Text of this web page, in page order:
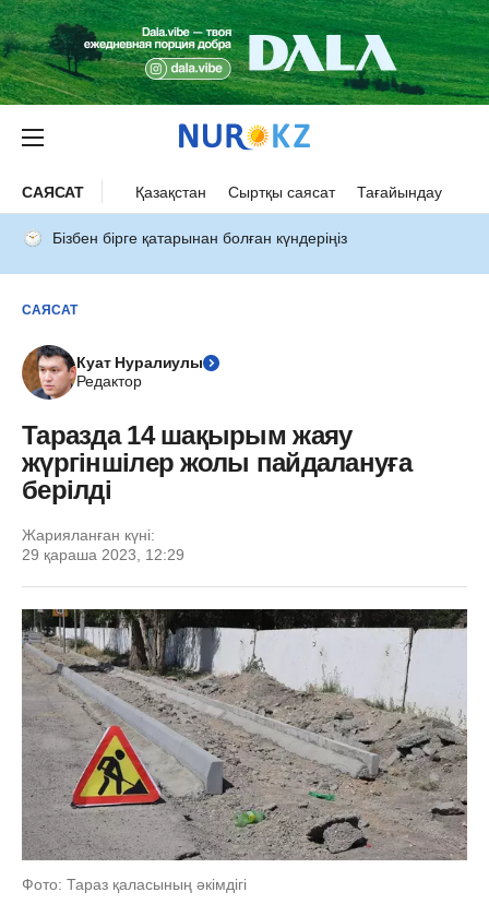
САЯСАТ Қазақстан Сыртқы саясат Тағайындау
Бізбен бірге қатарынан болған күндеріңіз
САЯСАТ
Куат Нуралиулы
Редактор
Таразда 14 шақырым жаяу
жүргіншілер жолы пайдалануға
берілді
Жарияланған күні:
29 қараша 2023, 12:29
Фото: Тараз қаласының әкімдігі